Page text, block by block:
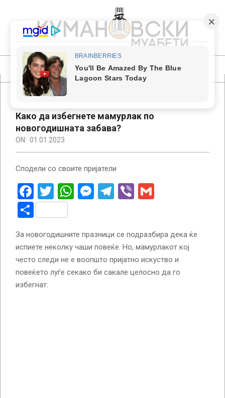
content
КУМАНОВСКИ
МУАБЕТИ
Primary
Navigation
Како да избегнете мамурлак по
новогодишната забава?
ON: 01.01.2023
Сподели со своите пријатели
Facebook
Twitter
WhatsApp
Messenger
Telegram
Viber
Share
За новогодишните празници се подразбира дека ќе
испиете неколку чаши повеќе. Но, мамурлакот кој
често следи не е воопшто пријатно искуство и
повеќето луѓе секако би сакале целосно да го
избегнат.